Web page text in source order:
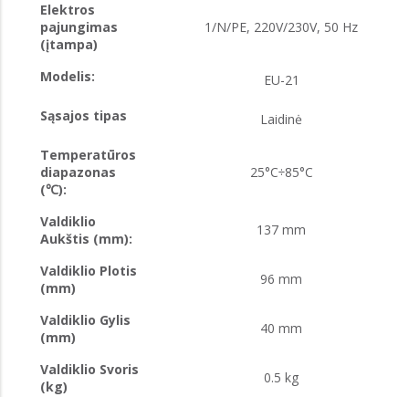
Elektros
pajungimas
(įtampa)
1/N/PE, 220V/230V, 50 Hz
Modelis: EU-21
Sąsajos tipas Laidinė
Temperatūros
diapazonas
(℃):
25°C÷85°C
Valdiklio
Aukštis (mm):
137 mm
Valdiklio Plotis
(mm)
96 mm
Valdiklio Gylis
(mm)
40 mm
Valdiklio Svoris
(kg)
0.5 kg